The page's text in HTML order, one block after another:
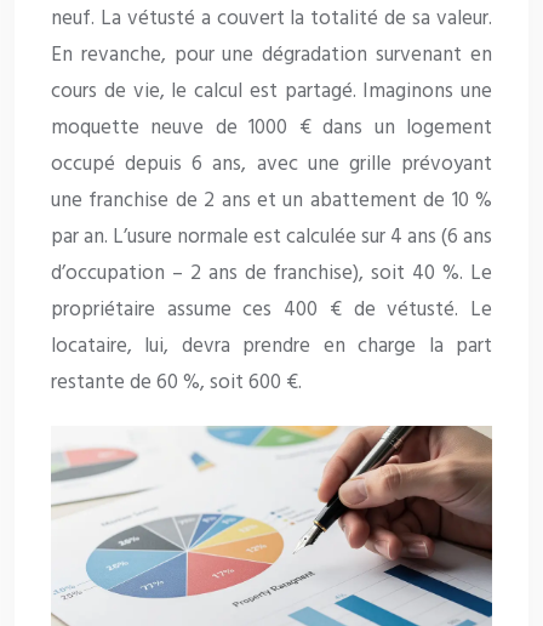
neuf. La vétusté a couvert la totalité de sa valeur.
En revanche, pour une dégradation survenant en
cours de vie, le calcul est partagé. Imaginons une
moquette neuve de 1000 € dans un logement
occupé depuis 6 ans, avec une grille prévoyant
une franchise de 2 ans et un abattement de 10 %
par an. L’usure normale est calculée sur 4 ans (6 ans
d’occupation – 2 ans de franchise), soit 40 %. Le
propriétaire assume ces 400 € de vétusté. Le
locataire, lui, devra prendre en charge la part
restante de 60 %, soit 600 €.